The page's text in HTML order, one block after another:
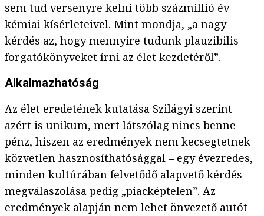
sem tud versenyre kelni több százmillió év
kémiai kísérleteivel. Mint mondja, „a nagy
kérdés az, hogy mennyire tudunk plauzibilis
forgatókönyveket írni az élet kezdetéről”.
Alkalmazhatóság
Az élet eredetének kutatása Szilágyi szerint
azért is unikum, mert látszólag nincs benne
pénz, hiszen az eredmények nem kecsegtetnek
közvetlen hasznosíthatósággal – egy évezredes,
minden kultúrában felvetődő alapvető kérdés
megválaszolása pedig „piacképtelen”. Az
eredmények alapján nem lehet önvezető autót